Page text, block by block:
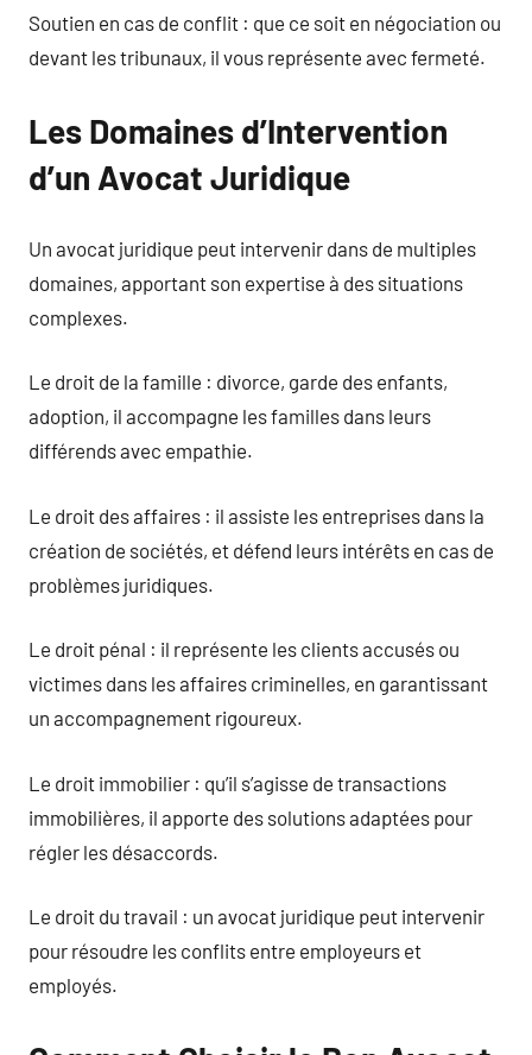
Soutien en cas de conflit : que ce soit en négociation ou
devant les tribunaux, il vous représente avec fermeté.
Les Domaines d’Intervention
d’un Avocat Juridique
Un avocat juridique peut intervenir dans de multiples
domaines, apportant son expertise à des situations
complexes.
Le droit de la famille : divorce, garde des enfants,
adoption, il accompagne les familles dans leurs
différends avec empathie.
Le droit des affaires : il assiste les entreprises dans la
création de sociétés, et défend leurs intérêts en cas de
problèmes juridiques.
Le droit pénal : il représente les clients accusés ou
victimes dans les affaires criminelles, en garantissant
un accompagnement rigoureux.
Le droit immobilier : qu’il s’agisse de transactions
immobilières, il apporte des solutions adaptées pour
régler les désaccords.
Le droit du travail : un avocat juridique peut intervenir
pour résoudre les conflits entre employeurs et
employés.